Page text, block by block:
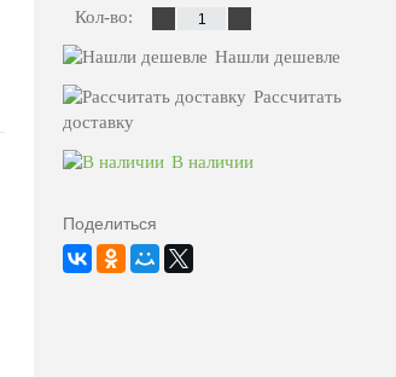
Кол-во:
Нашли дешевле
Рассчитать
доставку
В наличии
Поделиться